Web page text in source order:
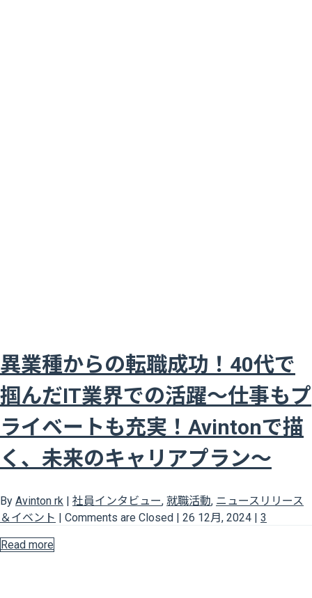
異業種からの転職成功！40代で
掴んだIT業界での活躍～仕事もプ
ライベートも充実！Avintonで描
く、未来のキャリアプラン～
By Avinton rk | 社員インタビュー, 就職活動, ニュースリリース
＆イベント | Comments are Closed | 26 12月, 2024 | 3
Read more